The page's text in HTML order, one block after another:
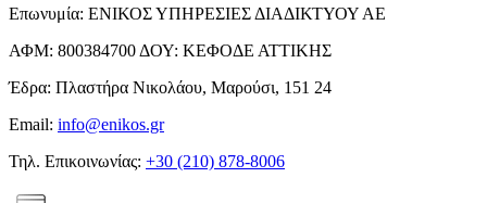
Επωνυμία: ΕΝΙΚΟΣ ΥΠΗΡΕΣΙΕΣ ΔΙΑΔΙΚΤΥΟΥ ΑΕ
ΑΦΜ: 800384700 ΔΟΥ: ΚΕΦΟΔΕ ΑΤΤΙΚΗΣ
Έδρα: Πλαστήρα Νικολάου, Μαρούσι, 151 24
Email: info@enikos.gr
Τηλ. Επικοινωνίας: +30 (210) 878-8006